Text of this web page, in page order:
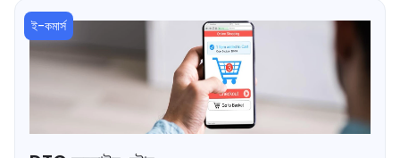
ই-কমার্স